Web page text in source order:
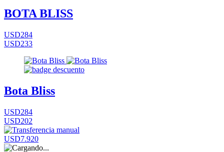
BOTA BLISS
USD284
USD233
Bota Bliss
USD284
USD202
USD7.920